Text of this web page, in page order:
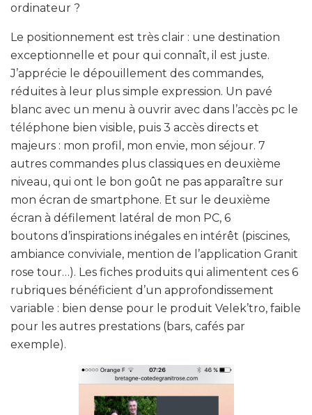
ordinateur ?
Le positionnement est très clair : une destination
exceptionnelle et pour qui connaît, il est juste.
J’apprécie le dépouillement des commandes,
réduites à leur plus simple expression. Un pavé
blanc avec un menu à ouvrir avec dans l’accès pc le
téléphone bien visible, puis 3 accès directs et
majeurs : mon profil, mon envie, mon séjour. 7
autres commandes plus classiques en deuxième
niveau, qui ont le bon goût ne pas apparaître sur
mon écran de smartphone. Et sur le deuxième
écran à défilement latéral de mon PC, 6
boutons d’inspirations inégales en intérêt (piscines,
ambiance conviviale, mention de l’application Granit
rose tour…). Les fiches produits qui alimentent ces 6
rubriques bénéficient d’un approfondissement
variable : bien dense pour le produit Velek’tro, faible
pour les autres prestations (bars, cafés par
exemple).